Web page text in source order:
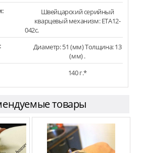
Швейцарский серийный
кварцевый механизм: ETA12-
042c.
Диаметр: 51 (мм) Толщина: 13
(мм) .
140 г.*
товары